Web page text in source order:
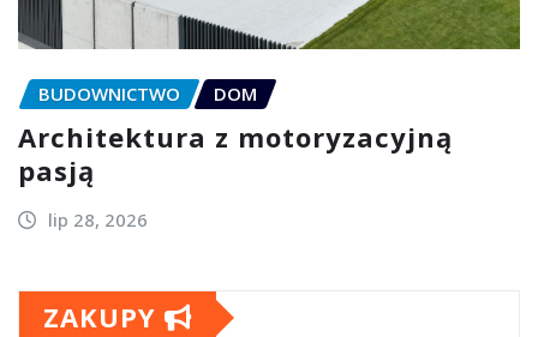
BUDOWNICTWO DOM
Architektura z motoryzacyjną
pasją
lip 28, 2026
ZAKUPY